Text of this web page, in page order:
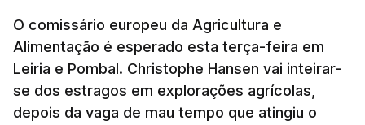
O comissário europeu da Agricultura e
Alimentação é esperado esta terça-feira em
Leiria e Pombal. Christophe Hansen vai inteirar-
se dos estragos em explorações agrícolas,
depois da vaga de mau tempo que atingiu o